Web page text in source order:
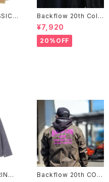
2
Backflow 20th Coll
ege Logo T/C Swea
t
¥7,920
20%OFF
Backflow 20th COL